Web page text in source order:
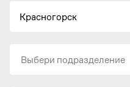
Красногорск
Выбери подразделение